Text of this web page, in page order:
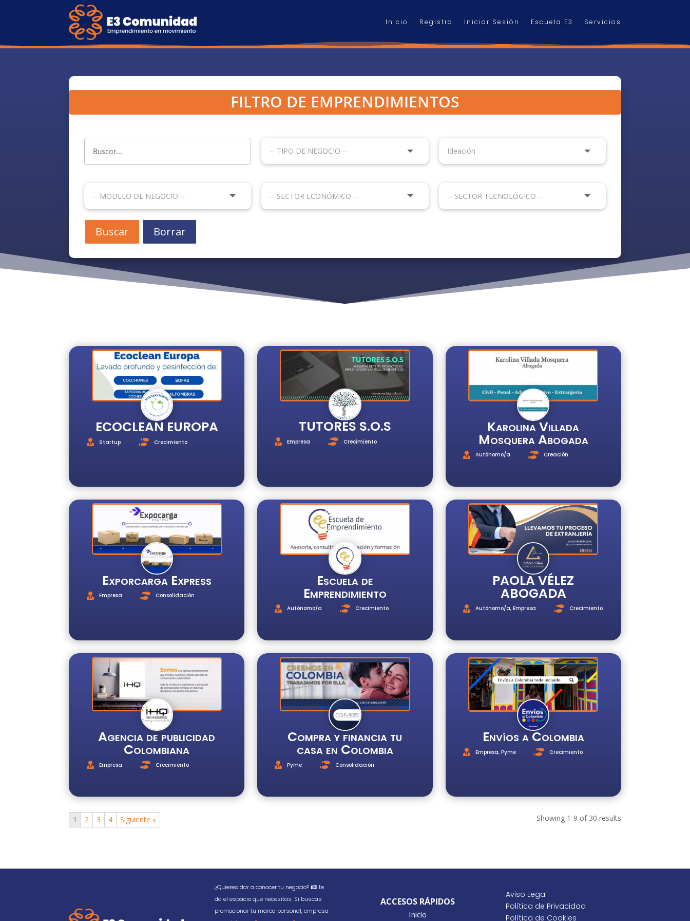
Inicio Registro Iniciar Sesión Escuela E3 Servicios
FILTRO DE EMPRENDIMIENTOS
Buscar Borrar
ECOCLEAN EUROPA
Startup Crecimiento
TUTORES S.O.S
Empresa Crecimiento
Karolina Villada
Mosquera Abogada
Autónomo/a Creación
Exporcarga Express
Empresa Consolidación
Escuela de
Emprendimiento
Autónomo/a Crecimiento
PAOLA VÉLEZ
ABOGADA
Autónomo/a,Empresa Crecimiento
Agencia de publicidad
Colombiana
Empresa Crecimiento
Compra y financia tu
casa en Colombia
Pyme Consolidación
Envíos a Colombia
Empresa,Pyme Crecimiento
Showing 1-9 of 30 results
1 2 3 4 Siguiente »
¿Quieres dar a conocer tu negocio? E3 te
da el espacio que necesitas. Si buscas
promocionar tu marca personal, empresa
ACCESOS RÁPIDOS
Inicio
Aviso Legal
Política de Privacidad
Política de Cookies